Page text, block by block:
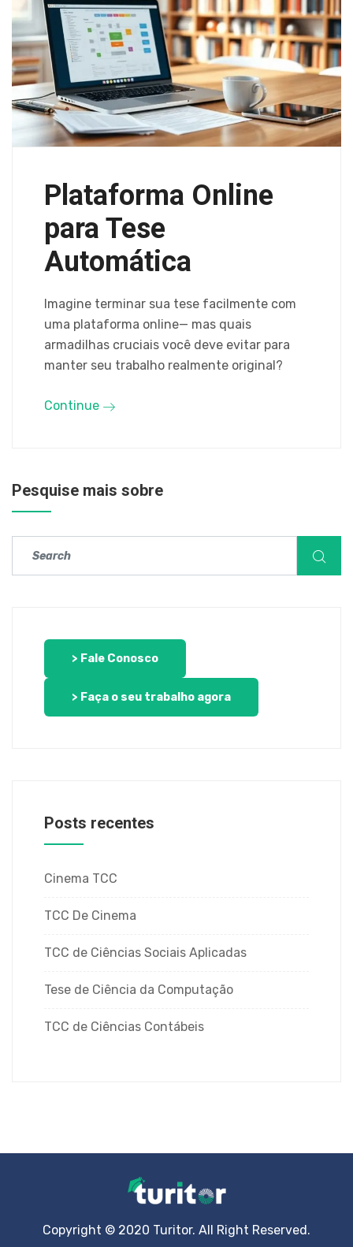
Plataforma Online
para Tese
Automática
Imagine terminar sua tese facilmente com
uma plataforma online— mas quais
armadilhas cruciais você deve evitar para
manter seu trabalho realmente original?
Continue
Pesquise mais sobre
> Fale Conosco
> Faça o seu trabalho agora
Posts recentes
Cinema TCC
TCC De Cinema
TCC de Ciências Sociais Aplicadas
Tese de Ciência da Computação
TCC de Ciências Contábeis
Copyright © 2020 Turitor. All Right Reserved.